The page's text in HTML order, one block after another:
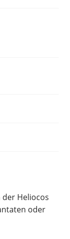
Heliocos
oder